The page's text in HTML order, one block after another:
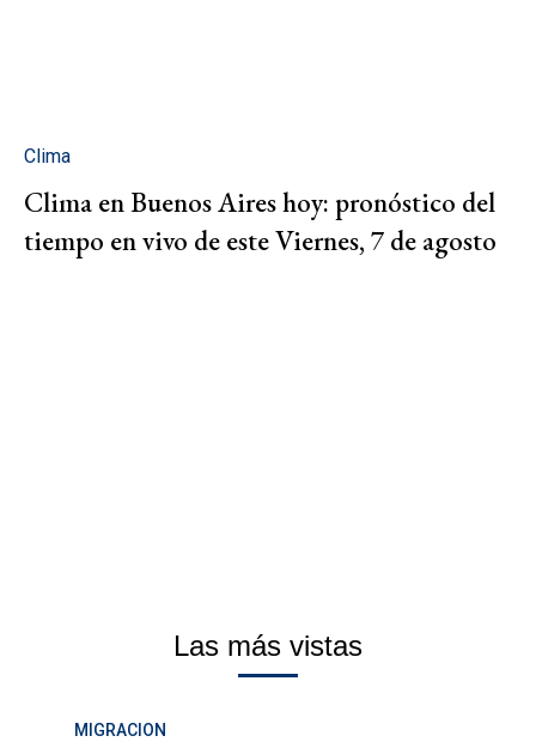
Clima
Clima en Buenos Aires hoy: pronóstico del
tiempo en vivo de este Viernes, 7 de agosto
Las más vistas
MIGRACION